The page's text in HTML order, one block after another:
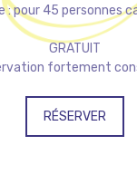
: pour 45 personnes
GRATUIT
fortement
RÉSERVER